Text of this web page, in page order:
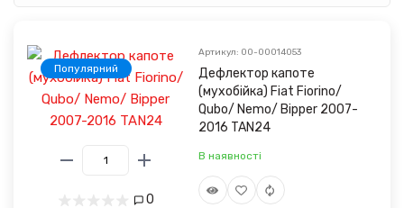
Популярний
0
Артикул: 00-00014053
Дефлектор капотe
(мухобійка) Fiat Fiorino/
Qubo/ Nemo/ Bipper 2007-
2016 TAN24
В наявності